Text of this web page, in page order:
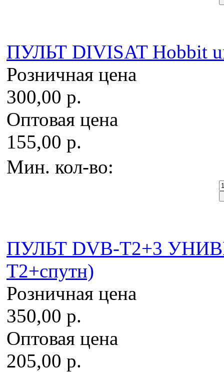
ПУЛЬТ DIVISAT Hobbit
Розничная цена
300,00 р.
Оптовая цена
155,00 р.
Мин. кол-во:
ПУЛЬТ DVB-T2+3
T2+спутн)
Розничная цена
350,00 р.
Оптовая цена
205,00 р.